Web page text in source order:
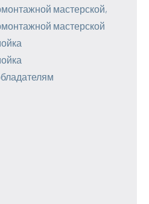
мастерской,
мастерской